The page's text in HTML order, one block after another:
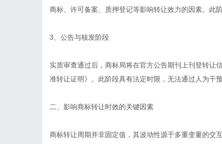
商标、许可备案、质押登记等影响转让效力的因素。此
3、公告与核发阶段
实质审查通过后，商标局将在官方公告期刊上刊登转让
准转让证明》。此阶段具有法定时限，无法通过人为干
二、影响商标转让时效的关键因素
商标转让周期并非固定值，其波动性源于多重变量的交